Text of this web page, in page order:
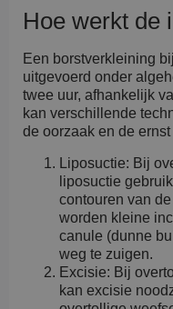
Hoe werkt de
Een borstverkleining
uitgevoerd onder
twee uur, afhankelijk
kan verschillende
de oorzaak en de
Liposuctie: Bij
liposuctie
contouren van
worden kleine
canule (dunne
weg te zuigen.
Excisie: Bij
kan excisie